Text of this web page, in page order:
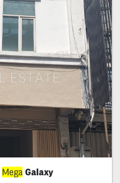
MegaGalaxy